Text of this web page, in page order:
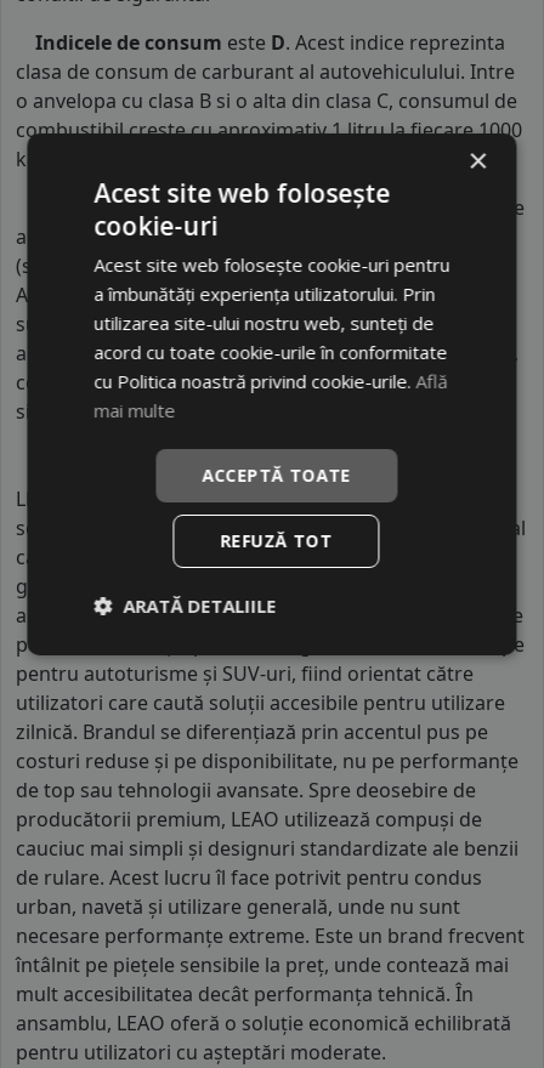
Indicele de consum este D. Acest indice reprezinta
clasa de consum de carburant al autovehiculului. Intre
o anvelopa cu clasa B si o alta din clasa C, consumul de
combustibil creste cu aproximativ 1 litru la fiecare 1000
km parcursi.
Indicele de aderentaal anvelopei este
. Acest tip de
anvelope va avea o distanta de franare pe carosabil ud
(strat de apa intre 0.5 mm si 1.5 mm) cu 4 anvelope cu
ABS ruland cu 80 km/h, mai mare decat clasele
superioare. Intre o anvelopa din clasa de franare C si
alta din clasa E este o diferenta de aproximativ 9 metri,
contribuind astfel, la o siguranta mai mare a soferului
si participantilor din trafic.
LEAO este un brand chinezesc de anvelope din
segmentul economic, parte a unui mare grup industrial
care produce mai multe mărci destinate exportului
global. Fabricile în care este produs sunt moderne și
automatizate, cu capacitate mare de producție, ceea ce
permite distribuția pe scară largă. LEAO oferă anvelope
pentru autoturisme și SUV-uri, fiind orientat către
utilizatori care caută soluții accesibile pentru utilizare
zilnică. Brandul se diferențiază prin accentul pus pe
costuri reduse și pe disponibilitate, nu pe performanțe
de top sau tehnologii avansate. Spre deosebire de
producătorii premium, LEAO utilizează compuși de
cauciuc mai simpli și designuri standardizate ale benzii
de rulare. Acest lucru îl face potrivit pentru condus
urban, navetă și utilizare generală, unde nu sunt
necesare performanțe extreme. Este un brand frecvent
întâlnit pe piețele sensibile la preț, unde contează mai
mult accesibilitatea decât performanța tehnică. În
ansamblu, LEAO oferă o soluție economică echilibrată
pentru utilizatori cu așteptări moderate.
×
Acest site web folosește
cookie-uri
Acest site web folosește cookie-uri pentru
a îmbunătăți experiența utilizatorului. Prin
utilizarea site-ului nostru web, sunteți de
acord cu toate cookie-urile în conformitate
cu Politica noastră privind cookie-urile.Află
mai multe
ACCEPTĂ TOATE
REFUZĂ TOT
ARATĂ DETALIILE